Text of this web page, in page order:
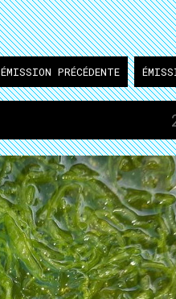
ÉMISSION PRÉCÉDENTE